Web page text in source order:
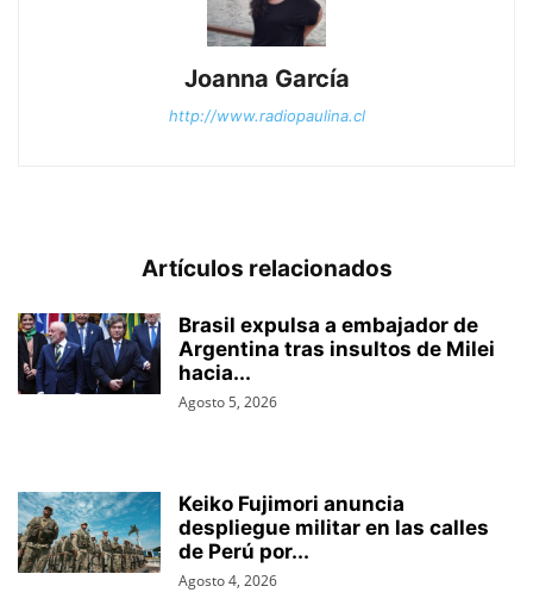
Joanna García
http://www.radiopaulina.cl
Artículos relacionados
Brasil expulsa a embajador de
Argentina tras insultos de Milei
hacia...
Agosto 5, 2026
Keiko Fujimori anuncia
despliegue militar en las calles
de Perú por...
Agosto 4, 2026